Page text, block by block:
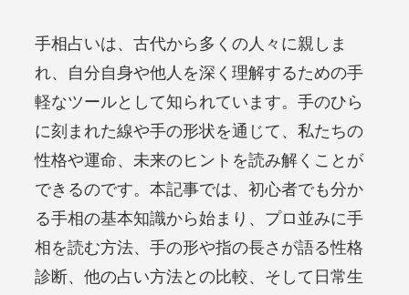
手相占いは、古代から多くの人々に親しま
れ、自分自身や他人を深く理解するための手
軽なツールとして知られています。手のひら
に刻まれた線や手の形状を通じて、私たちの
性格や運命、未来のヒントを読み解くことが
できるのです。本記事では、初心者でも分か
る手相の基本知識から始まり、プロ並みに手
相を読む方法、手の形や指の長さが語る性格
診断、他の占い方法との比較、そして日常生